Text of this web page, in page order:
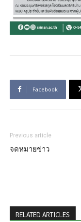
Facebook
Previous article
จดหมายข่าว
RELATED ARTICLES